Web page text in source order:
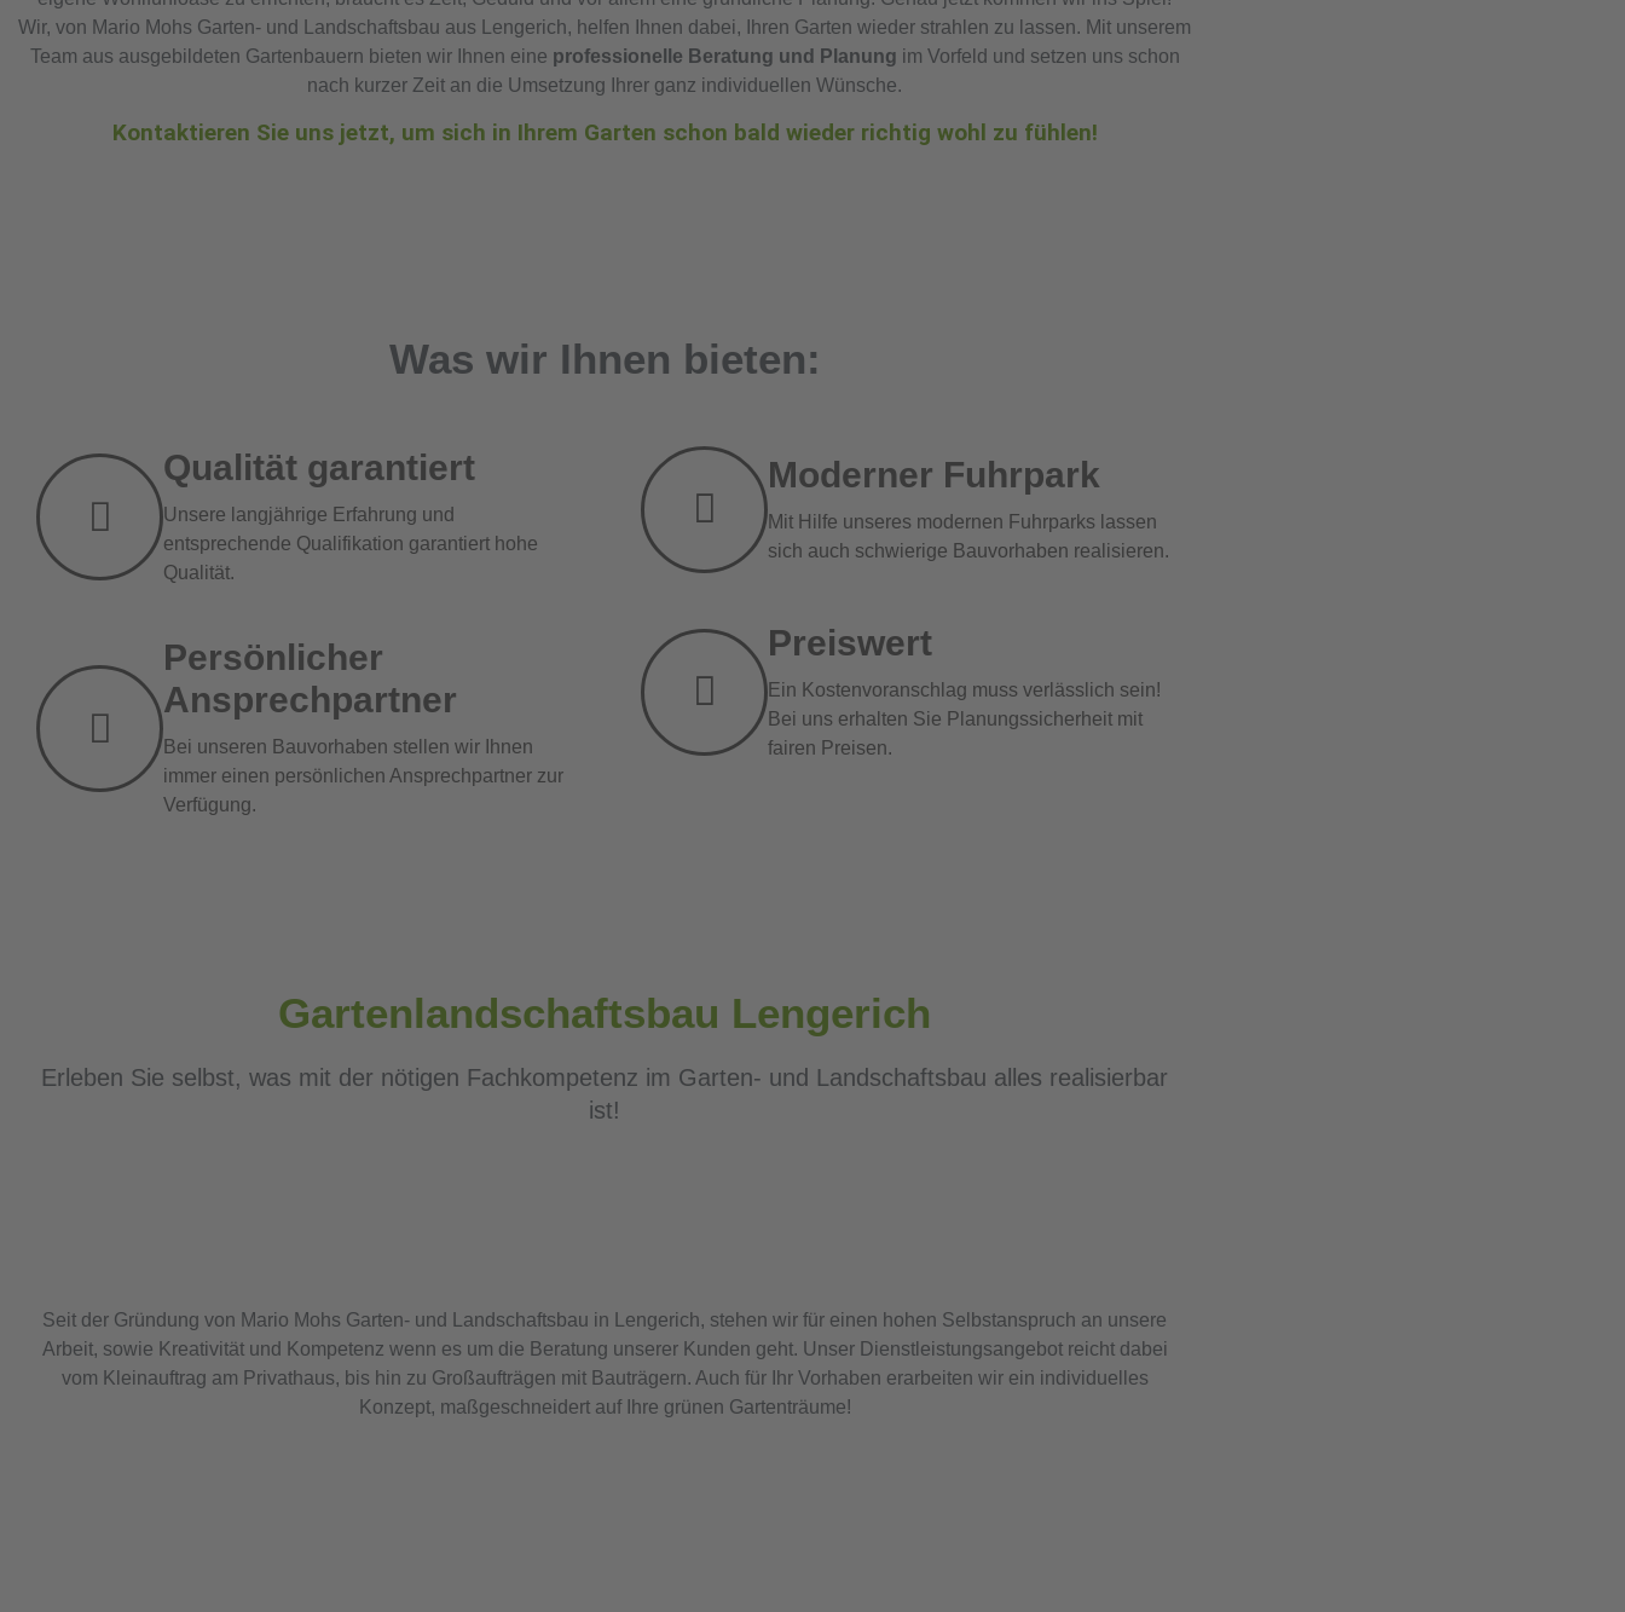
Wir, von Mario Mohs Garten- und Landschaftsbau aus Lengerich, helfen Ihnen dabei, Ihren Garten wieder strahlen zu lassen. Mit unserem
Team aus ausgebildeten Gartenbauern bieten wir Ihnen eine professionelle Beratung und Planung im Vorfeld und setzen uns schon
nach kurzer Zeit an die Umsetzung Ihrer ganz individuellen Wünsche.
Kontaktieren Sie uns jetzt, um sich in Ihrem Garten schon bald wieder richtig wohl zu fühlen!
Was wir Ihnen bieten:
Qualität garantiert
Unsere langjährige Erfahrung und
entsprechende Qualifikation garantiert hohe
Qualität.
Persönlicher
Ansprechpartner
Bei unseren Bauvorhaben stellen wir Ihnen
immer einen persönlichen Ansprechpartner zur
Verfügung.
Moderner Fuhrpark
Mit Hilfe unseres modernen Fuhrparks lassen
sich auch schwierige Bauvorhaben realisieren.
Preiswert
Ein Kostenvoranschlag muss verlässlich sein!
Bei uns erhalten Sie Planungssicherheit mit
fairen Preisen.
Gartenlandschaftsbau Lengerich
Erleben Sie selbst, was mit der nötigen Fachkompetenz im Garten- und Landschaftsbau alles realisierbar
ist!
Seit der Gründung von Mario Mohs Garten- und Landschaftsbau in Lengerich, stehen wir für einen hohen Selbstanspruch an unsere
Arbeit, sowie Kreativität und Kompetenz wenn es um die Beratung unserer Kunden geht. Unser Dienstleistungsangebot reicht dabei
vom Kleinauftrag am Privathaus, bis hin zu Großaufträgen mit Bauträgern. Auch für Ihr Vorhaben erarbeiten wir ein individuelles
Konzept, maßgeschneidert auf Ihre grünen Gartenträume!